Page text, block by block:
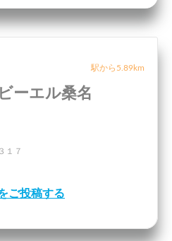
駅から5.89km
ーエル桑名
１７
ご投稿する